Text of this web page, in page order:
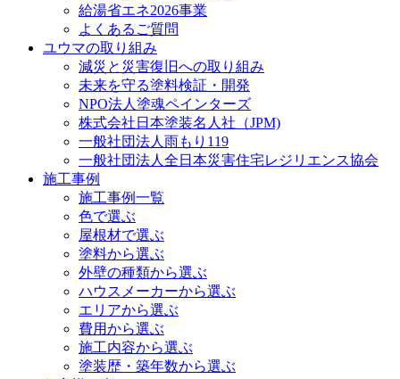
給湯省エネ2026事業
よくあるご質問
ユウマの取り組み
減災と災害復旧への取り組み
未来を守る塗料検証・開発
NPO法人塗魂ペインターズ
株式会社日本塗装名人社（JPM)
一般社団法人雨もり119
一般社団法人全日本災害住宅レジリエンス協会
施工事例
施工事例一覧
色で選ぶ
屋根材で選ぶ
塗料から選ぶ
外壁の種類から選ぶ
ハウスメーカーから選ぶ
エリアから選ぶ
費用から選ぶ
施工内容から選ぶ
塗装歴・築年数から選ぶ